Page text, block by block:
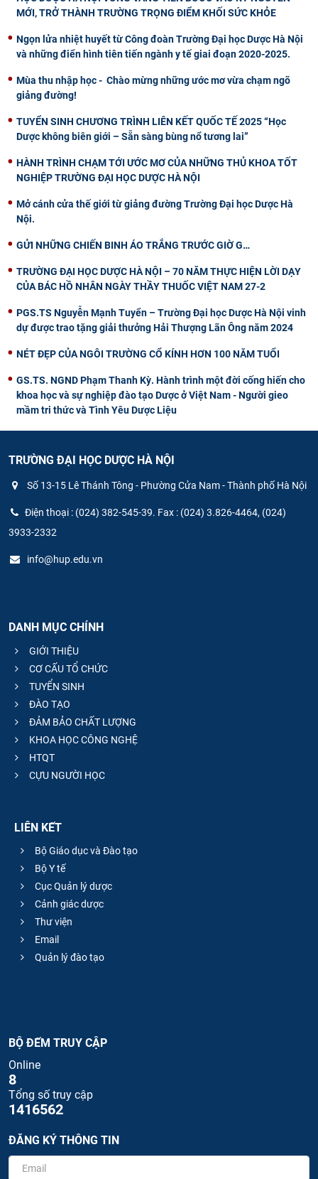
MỚI, TRỞ THÀNH TRƯỜNG TRỌNG ĐIỂM KHỐI SỨC KHỎE
Ngọn lửa nhiệt huyết từ Công đoàn Trường Đại học Dược Hà Nội
và những điển hình tiên tiến ngành y tế giai đoạn 2020-2025.
Mùa thu nhập học - Chào mừng những ước mơ vừa chạm ngõ
giảng đường!
TUYỂN SINH CHƯƠNG TRÌNH LIÊN KẾT QUỐC TẾ 2025 “Học
Dược không biên giới – Sẵn sàng bùng nổ tương lai”
HÀNH TRÌNH CHẠM TỚI ƯỚC MƠ CỦA NHỮNG THỦ KHOA TỐT
NGHIỆP TRƯỜNG ĐẠI HỌC DƯỢC HÀ NỘI
Mở cánh cửa thế giới từ giảng đường Trường Đại học Dược Hà
Nội.
GỬI NHỮNG CHIẾN BINH ÁO TRẮNG TRƯỚC GIỜ G…
TRƯỜNG ĐẠI HỌC DƯỢC HÀ NỘI – 70 NĂM THỰC HIỆN LỜI DẠY
CỦA BÁC HỒ NHÂN NGÀY THẦY THUỐC VIỆT NAM 27-2
PGS.TS Nguyễn Mạnh Tuyển – Trường Đại học Dược Hà Nội vinh
dự được trao tặng giải thưởng Hải Thượng Lãn Ông năm 2024
NÉT ĐẸP CỦA NGÔI TRƯỜNG CỔ KÍNH HƠN 100 NĂM TUỔI
GS.TS. NGND Phạm Thanh Kỳ. Hành trình một đời cống hiến cho
khoa học và sự nghiệp đào tạo Dược ở Việt Nam - Người gieo
mầm tri thức và Tình Yêu Dược Liệu
TRƯỜNG ĐẠI HỌC DƯỢC HÀ NỘI
Số 13-15 Lê Thánh Tông - Phường Cửa Nam - Thành phố Hà Nội
Điện thoại : (024) 382-545-39. Fax : (024) 3.826-4464, (024)
3933-2332
info@hup.edu.vn
DANH MỤC CHÍNH
GIỚI THIỆU
CƠ CẤU TỔ CHỨC
TUYỂN SINH
ĐÀO TẠO
ĐẢM BẢO CHẤT LƯỢNG
KHOA HỌC CÔNG NGHỆ
HTQT
CỰU NGƯỜI HỌC
LIÊN KẾT
Bộ Giáo dục và Đào tạo
Bộ Y tế
Cục Quản lý dược
Cảnh giác dược
Thư viện
Email
Quản lý đào tạo
BỘ ĐẾM TRUY CẬP
Online
8
Tổng số truy cập
1416562
ĐĂNG KÝ THÔNG TIN